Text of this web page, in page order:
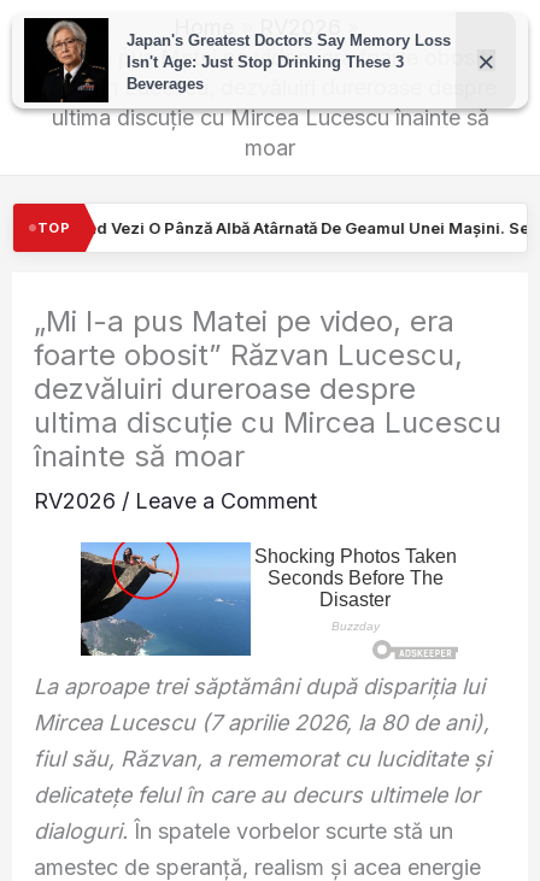
Skip
content
„Mi l-a pus Matei pe video, era foarte obosit”
Răzvan Lucescu, dezvăluiri dureroase despre
ultima discuție cu Mircea Lucescu înainte să
moar
TOP
Atârnată De Geamul Unei Mașini. Semnalul… Turiştilor nu le-
„Mi l-a pus Matei pe video, era
foarte obosit” Răzvan Lucescu,
dezvăluiri dureroase despre
ultima discuție cu Mircea Lucescu
înainte să moar
RV2026 / Leave a Comment
La aproape trei săptămâni după dispariția lui
Mircea Lucescu (7 aprilie 2026, la 80 de ani),
fiul său, Răzvan, a rememorat cu luciditate și
delicatețe felul în care au decurs ultimele lor
dialoguri. În spatele vorbelor scurte stă un
amestec de speranță, realism și acea energie